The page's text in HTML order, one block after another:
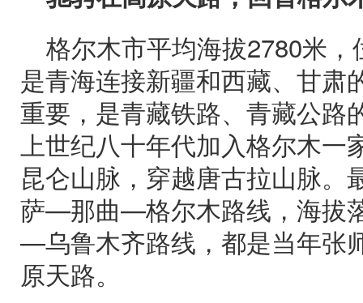
格尔木市平均海拔2780米
是青海连接新疆和西藏、甘肃
重要，是青藏铁路、青藏公路
上世纪八十年代加入格尔木一
昆仑山脉，穿越唐古拉山脉。
萨—那曲—格尔木路线，海拔
—乌鲁木齐路线，都是当年张
原天路。